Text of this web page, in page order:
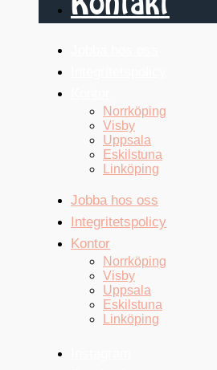
Norrköping
Visby
Uppsala
Eskilstuna
Linköping
Jobba hos oss
Integritetspolicy
Kontor
Norrköping
Visby
Uppsala
Eskilstuna
Linköping